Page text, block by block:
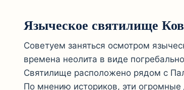
Языческое святилище
Советуем заняться осмотром
времена неолита в виде
Святилище расположено рядом с
По мнению историков, эти